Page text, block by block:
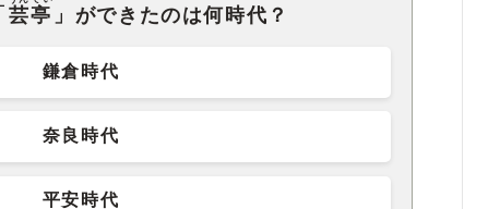
芸亭 」ができたのは何時代？
鎌倉時代
奈良時代
平安時代